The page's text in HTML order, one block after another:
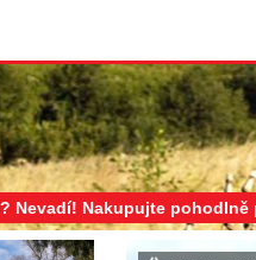
Nevadí! Nakupujte